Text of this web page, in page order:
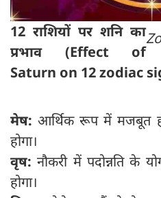
12 राशियों पर शनि का
प्रभाव (Effect of
Saturn on 12 zodiac
मेष:आर्थिक रूप में मजबूत
होगा।
वृष:नौकरी में पदोन्नति के
होगा।